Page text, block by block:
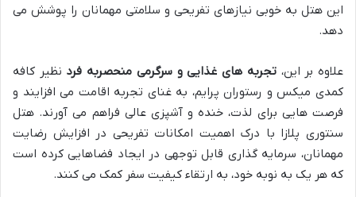
این هتل به خوبی نیازهای تفریحی و سلامتی مهمانان را پوشش می
دهد.
علاوه بر این،تجربه های غذایی و سرگرمی منحصربه فرد نظیر کافه
کمدی میکس و رستوران پرایم، به غنای تجربه اقامت می افزایند و
فرصت هایی برای لذت، خنده و آشپزی عالی فراهم می آورند. هتل
سنتوری پلازا با درک اهمیت امکانات تفریحی در افزایش رضایت
مهمانان، سرمایه گذاری قابل توجهی در ایجاد فضاهایی کرده است
که هر یک به نوبه خود، به ارتقاء کیفیت سفر کمک می کنند.